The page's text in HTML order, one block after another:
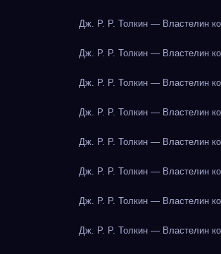
Дж. Р. Р. Толкин — Властелин
Дж. Р. Р. Толкин — Властелин
Дж. Р. Р. Толкин — Властелин
Дж. Р. Р. Толкин — Властелин
Дж. Р. Р. Толкин — Властелин
Дж. Р. Р. Толкин — Властелин
Дж. Р. Р. Толкин — Властелин
Дж. Р. Р. Толкин — Властелин